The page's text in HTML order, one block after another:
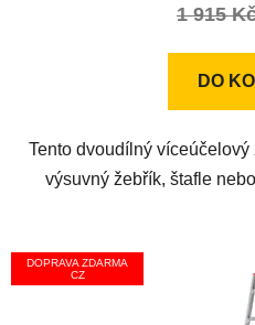
5
1 915
DO
Tento dvoudílný
výsuvný žebřík, štafle
DOPRAVA ZDARMA
CZ